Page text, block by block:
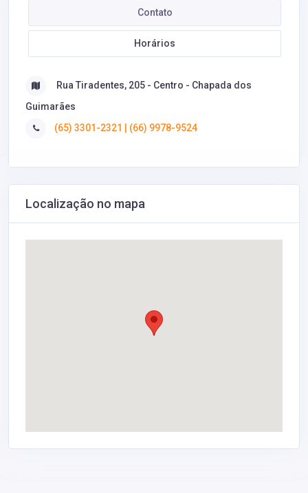
Contato
Horários
Rua Tiradentes, 205 - Centro - Chapada dos
Guimarães
(65) 3301-2321 | (66) 9978-9524
Localização no mapa